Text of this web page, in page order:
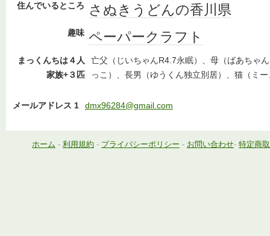
住んでいるところ さぬきうどんの香川県
趣味 ペーパークラフト
まっくんちは４人
家族+３匹
亡父（じいちゃんR4.7永眠）、母（ばあちゃ
っこ）、長男（ゆうくん独立別居）、猫（ミ
メールアドレス 1 dmx96284@gmail.com
ホーム - 利用規約 - プライバシーポリシー - お問い合わせ- 特定商